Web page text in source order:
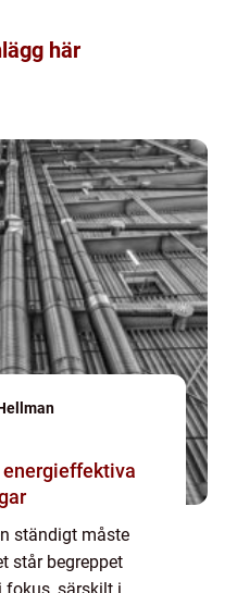
här
ständigt måste
står begreppet
fokus, särskilt i